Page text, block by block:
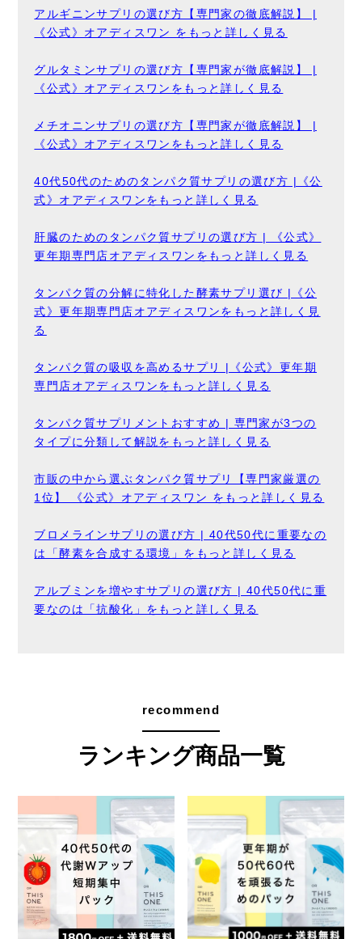
アルギニンサプリの選び方【専門家の徹底解説】 |
《公式》オアディスワン をもっと詳しく見る
グルタミンサプリの選び方【専門家が徹底解説】 |
《公式》オアディスワンをもっと詳しく見る
メチオニンサプリの選び方【専門家が徹底解説】 |
《公式》オアディスワンをもっと詳しく見る
40代50代のためのタンパク質サプリの選び方 |《公
式》オアディスワンをもっと詳しく見る
肝臓のためのタンパク質サプリの選び方 | 《公式》
更年期専門店オアディスワンをもっと詳しく見る
タンパク質の分解に特化した酵素サプリ選び |《公
式》更年期専門店オアディスワンをもっと詳しく見
る
タンパク質の吸収を高めるサプリ |《公式》更年期
専門店オアディスワンをもっと詳しく見る
タンパク質サプリメントおすすめ | 専門家が3つの
タイプに分類して解説をもっと詳しく見る
市販の中から選ぶタンパク質サプリ【専門家厳選の
1位】 《公式》オアディスワン をもっと詳しく見る
ブロメラインサプリの選び方 | 40代50代に重要なの
は「酵素を合成する環境」をもっと詳しく見る
アルブミンを増やすサプリの選び方 | 40代50代に重
要なのは「抗酸化」をもっと詳しく見る
recommend
ランキング商品一覧